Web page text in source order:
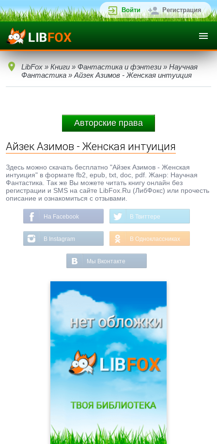
Войти Регистрация
LibFox » Книги » Фантастика и фэнтези » Научная
Фантастика » Айзек Азимов - Женская интуиция
Авторские права
Айзек Азимов - Женская интуиция
Здесь можно скачать бесплатно "Айзек Азимов - Женская
интуиция" в формате fb2, epub, txt, doc, pdf. Жанр: Научная
Фантастика. Так же Вы можете читать книгу онлайн без
регистрации и SMS на сайте LibFox.Ru (ЛибФокс) или прочесть
описание и ознакомиться с отзывами.
На Facebook В Твиттере
В Instagram В Одноклассниках
Мы Вконтакте